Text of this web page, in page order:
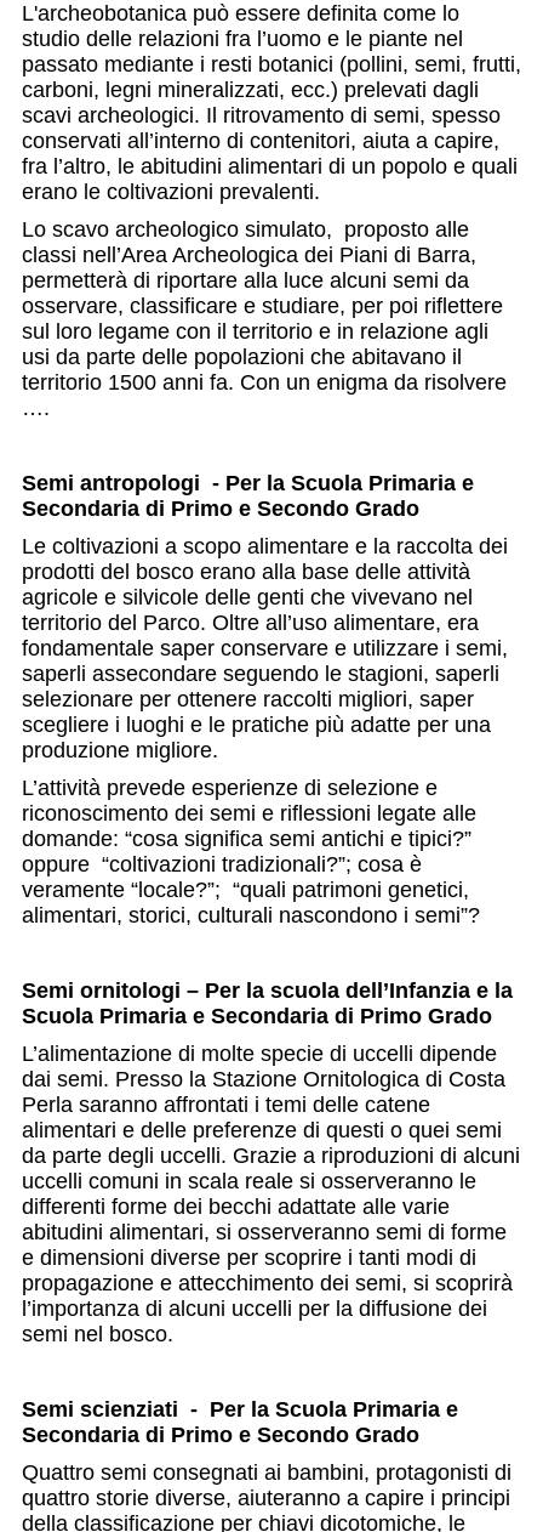
L'archeobotanica può essere definita come lo
studio delle relazioni fra l’uomo e le piante nel
passato mediante i resti botanici (pollini, semi, frutti,
carboni, legni mineralizzati, ecc.) prelevati dagli
scavi archeologici. Il ritrovamento di semi, spesso
conservati all’interno di contenitori, aiuta a capire,
fra l’altro, le abitudini alimentari di un popolo e quali
erano le coltivazioni prevalenti.
Lo scavo archeologico simulato, proposto alle
classi nell’Area Archeologica dei Piani di Barra,
permetterà di riportare alla luce alcuni semi da
osservare, classificare e studiare, per poi riflettere
sul loro legame con il territorio e in relazione agli
usi da parte delle popolazioni che abitavano il
territorio 1500 anni fa. Con un enigma da risolvere
….
Semi antropologi - Per la Scuola Primaria e
Secondaria di Primo e Secondo Grado
Le coltivazioni a scopo alimentare e la raccolta dei
prodotti del bosco erano alla base delle attività
agricole e silvicole delle genti che vivevano nel
territorio del Parco. Oltre all’uso alimentare, era
fondamentale saper conservare e utilizzare i semi,
saperli assecondare seguendo le stagioni, saperli
selezionare per ottenere raccolti migliori, saper
scegliere i luoghi e le pratiche più adatte per una
produzione migliore.
L’attività prevede esperienze di selezione e
riconoscimento dei semi e riflessioni legate alle
domande: “cosa significa semi antichi e tipici?”
oppure “coltivazioni tradizionali?”; cosa è
veramente “locale?”; “quali patrimoni genetici,
alimentari, storici, culturali nascondono i semi”?
Semi ornitologi – Per la scuola dell’Infanzia e la
Scuola Primaria e Secondaria di Primo Grado
L’alimentazione di molte specie di uccelli dipende
dai semi. Presso la Stazione Ornitologica di Costa
Perla saranno affrontati i temi delle catene
alimentari e delle preferenze di questi o quei semi
da parte degli uccelli. Grazie a riproduzioni di alcuni
uccelli comuni in scala reale si osserveranno le
differenti forme dei becchi adattate alle varie
abitudini alimentari, si osserveranno semi di forme
e dimensioni diverse per scoprire i tanti modi di
propagazione e attecchimento dei semi, si scoprirà
l’importanza di alcuni uccelli per la diffusione dei
semi nel bosco.
Semi scienziati - Per la Scuola Primaria e
Secondaria di Primo e Secondo Grado
Quattro semi consegnati ai bambini, protagonisti di
quattro storie diverse, aiuteranno a capire i principi
della classificazione per chiavi dicotomiche, le